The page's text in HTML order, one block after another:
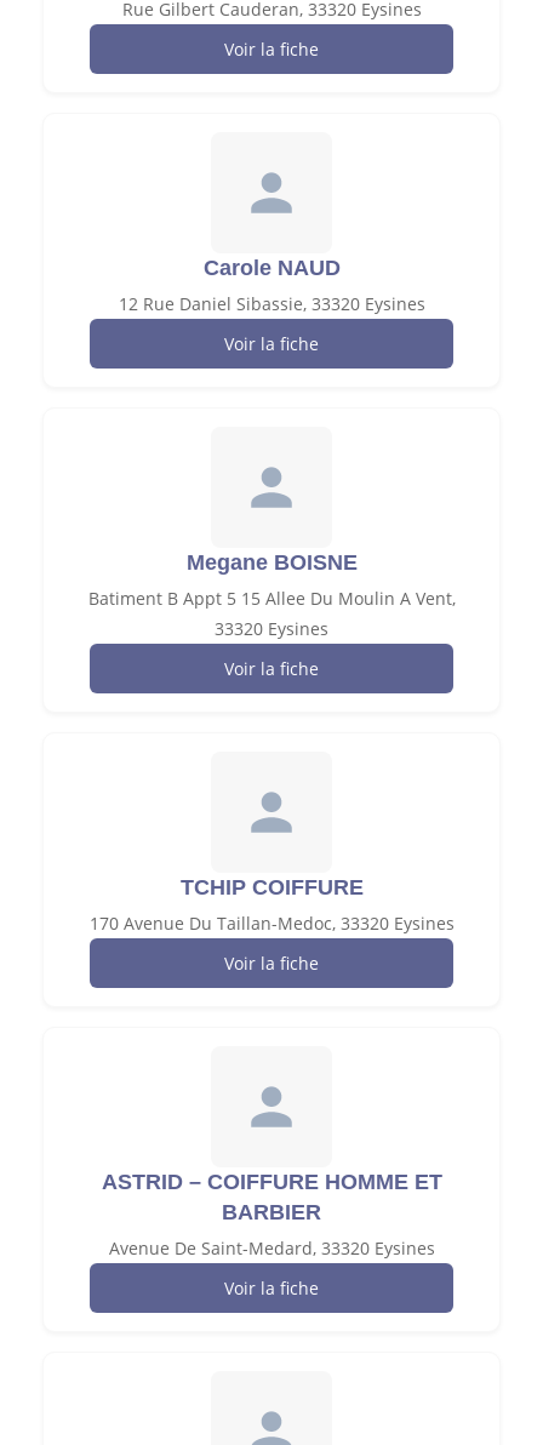
Rue Gilbert Cauderan, 33320 Eysines
Voir la fiche
Carole NAUD
12 Rue Daniel Sibassie, 33320 Eysines
Voir la fiche
Megane BOISNE
Batiment B Appt 5 15 Allee Du Moulin A Vent,
33320 Eysines
Voir la fiche
TCHIP COIFFURE
170 Avenue Du Taillan-Medoc, 33320 Eysines
Voir la fiche
ASTRID – COIFFURE HOMME ET
BARBIER
Avenue De Saint-Medard, 33320 Eysines
Voir la fiche